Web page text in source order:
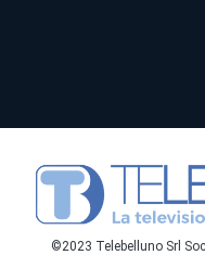
©2023 Telebelluno Srl